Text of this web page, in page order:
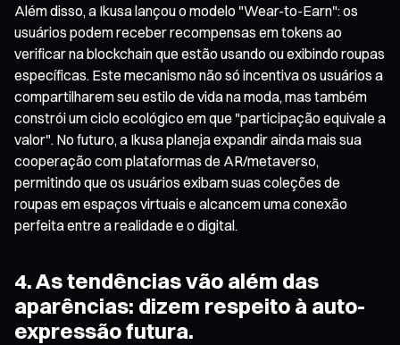
Além disso, a Ikusa lançou o modelo "Wear-to-Earn": os
usuários podem receber recompensas em tokens ao
verificar na blockchain que estão usando ou exibindo roupas
específicas. Este mecanismo não só incentiva os usuários a
compartilharem seu estilo de vida na moda, mas também
constrói um ciclo ecológico em que "participação equivale a
valor". No futuro, a Ikusa planeja expandir ainda mais sua
cooperação com plataformas de AR/metaverso,
permitindo que os usuários exibam suas coleções de
roupas em espaços virtuais e alcancem uma conexão
perfeita entre a realidade e o digital.
4. As tendências vão além das
aparências: dizem respeito à auto-
expressão futura.